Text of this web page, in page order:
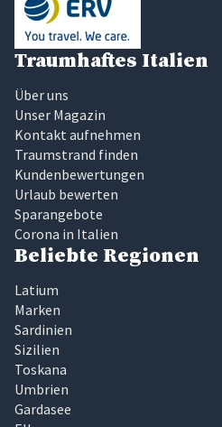
Traumhaftes Italien
Über uns
Unser Magazin
Kontakt aufnehmen
Traumstrand finden
Kundenbewertungen
Urlaub bewerten
Sparangebote
Corona in Italien
Beliebte Regionen
Latium
Marken
Sardinien
Sizilien
Toskana
Umbrien
Gardasee